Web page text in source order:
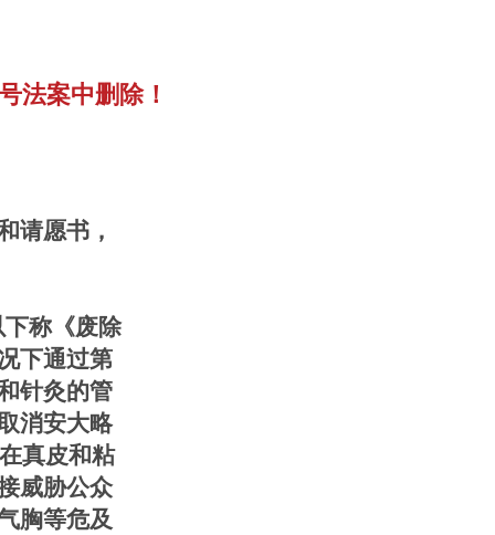
法案中删除！
愿书，
称《废除
下通过第
针灸的管
消安大略
真皮和粘
威胁公众
胸等危及